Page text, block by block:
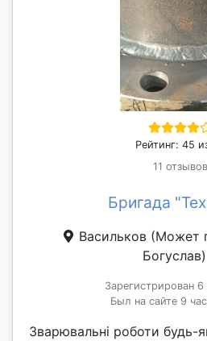
Рейтинг: 45
11 отзывов
Бригада
Васильков (Может
Богуслав)
Зарегистрирован 6
Был на сайте 9
Зварювальні роботи будь-